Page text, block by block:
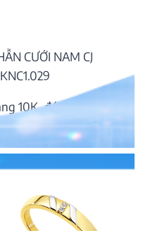
CƯỚI NAM CJ
10K, đá CZ
₫